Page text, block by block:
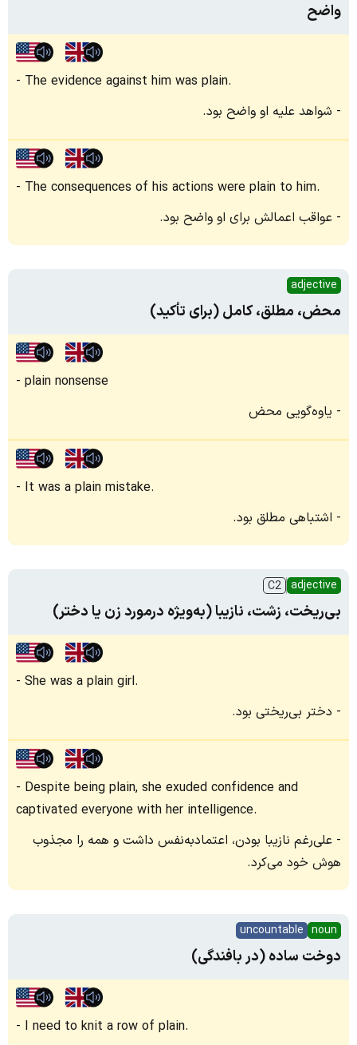
واضح
The evidence against him was plain.
شواهد علیه او واضح بود.
The consequences of his actions were plain to him.
عواقب اعمالش برای او واضح بود.
adjective
محض، مطلق، کامل (برای تأکید)
plain nonsense
یاوه‌گویی محض
It was a plain mistake.
اشتباهی مطلق بود.
adjective
C2
بی‌ریخت، زشت، نازیبا (به‌ویژه درمورد زن یا دختر)
She was a plain girl.
دختر بی‌ریختی بود.
Despite being plain, she exuded confidence and
captivated everyone with her intelligence.
علی‌رغم نازیبا بودن، اعتماد‌به‌نفس داشت و همه را مجذوب
هوش خود می‌کرد.
noun
uncountable
دوخت ساده (در بافندگی)
I need to knit a row of plain.